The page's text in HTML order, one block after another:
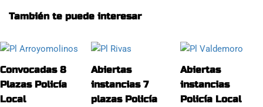
NUEVA REVENTADA:
También te puede interesar
Convocadas 8
Plazas Policía
Local
Abiertas
instancias 7
plazas Policía
Abiertas
instancias
Policía Local